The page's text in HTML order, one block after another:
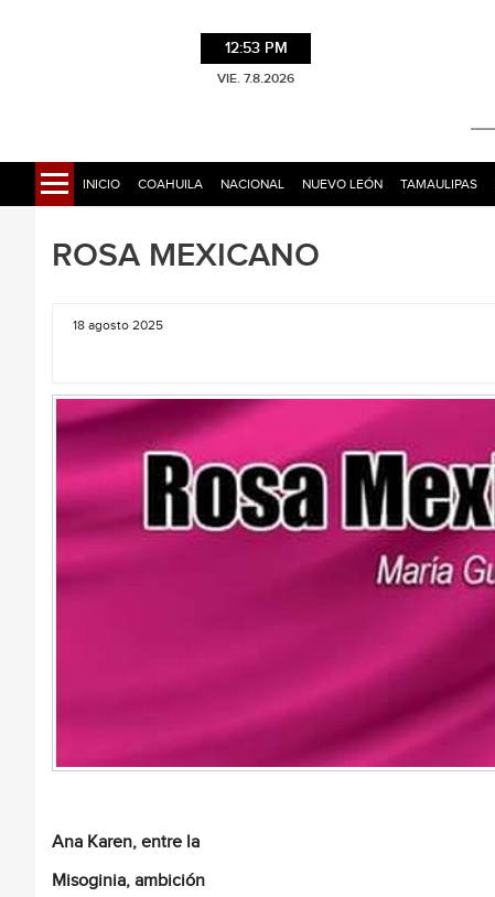
12:53 PM
VIE. 7.8.2026
INICIO COAHUILA NACIONAL NUEVO LEÓN TAMAULIPAS
ROSA MEXICANO
18 agosto 2025
Ana Karen, entre la
Misoginia, ambición